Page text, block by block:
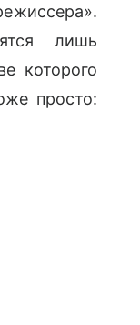
лишь
которого
просто: